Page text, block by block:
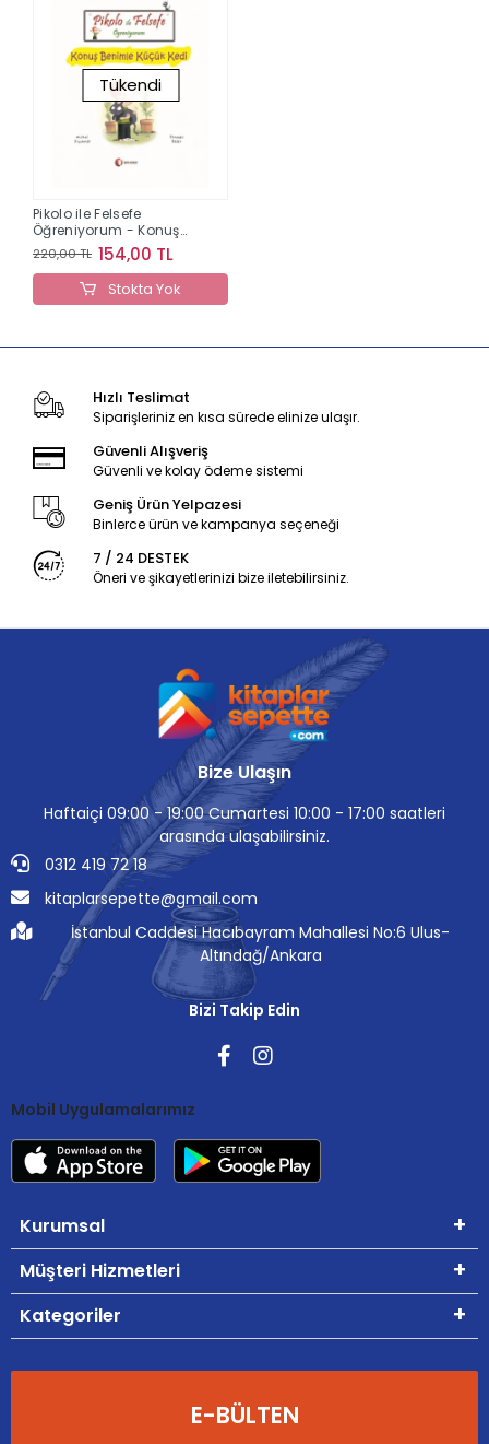
Tükendi
Pikolo ile Felsefe
Öğreniyorum - Konuş
Benimle Küçük Kedi
220,00 TL 154,00 TL
Stokta Yok
Hızlı Teslimat
Siparişleriniz en kısa sürede elinize ulaşır.
Güvenli Alışveriş
Güvenli ve kolay ödeme sistemi
Geniş Ürün Yelpazesi
Binlerce ürün ve kampanya seçeneği
7 / 24 DESTEK
Öneri ve şikayetlerinizi bize iletebilirsiniz.
Bize Ulaşın
Haftaiçi 09:00 - 19:00 Cumartesi 10:00 - 17:00 saatleri
arasında ulaşabilirsiniz.
0312 419 72 18
kitaplarsepette@gmail.com
İstanbul Caddesi Hacıbayram Mahallesi No:6 Ulus-
Altındağ/Ankara
Bizi Takip Edin
Mobil Uygulamalarımız
Kurumsal
Müşteri Hizmetleri
Kategoriler
E-BÜLTEN